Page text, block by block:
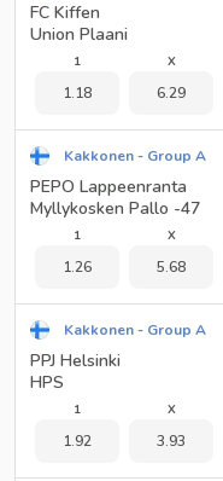
FC Kiffen
Union Plaani
1
1.18
X
6.29
Kakkonen - Group A
PEPO Lappeenranta
Myllykosken Pallo -47
1
1.26
X
5.68
Kakkonen - Group A
PPJ Helsinki
HPS
1
1.92
X
3.93